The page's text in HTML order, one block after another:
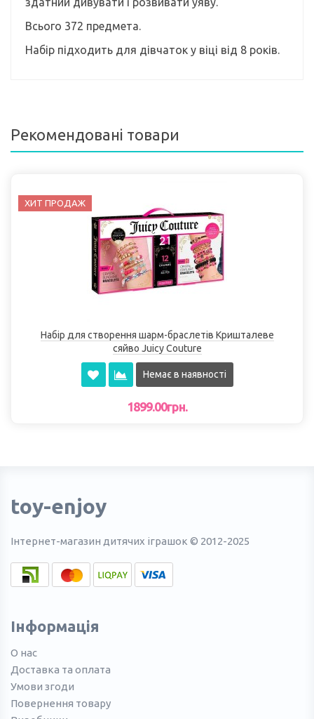
Всього 372 предмета.
Набір підходить для дівчаток у віці від 8 років.
Рекомендовані товари
ХИТ ПРОДАЖ
Набір для створення шарм-браслетів Кришталеве
сяйво Juicy Couture
Немає в наявності
1899.00грн.
toy-enjoy
Інтернет-магазин дитячих іграшок © 2012-2025
Інформація
О нас
Доставка та оплата
Умови згоди
Повернення товару